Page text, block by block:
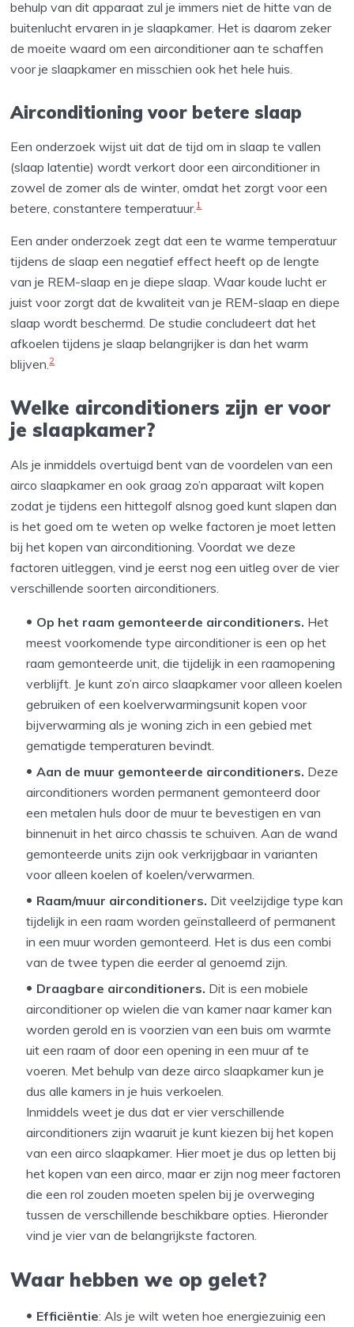
behulp van dit apparaat zul je immers niet de hitte van de
buitenlucht ervaren in je slaapkamer. Het is daarom zeker
de moeite waard om een airconditioner aan te schaffen
voor je slaapkamer en misschien ook het hele huis.
Airconditioning voor betere slaap
Een onderzoek wijst uit dat de tijd om in slaap te vallen
(slaap latentie) wordt verkort door een airconditioner in
zowel de zomer als de winter, omdat het zorgt voor een
betere, constantere temperatuur.1
Een ander onderzoek zegt dat een te warme temperatuur
tijdens de slaap een negatief effect heeft op de lengte
van je REM-slaap en je diepe slaap. Waar koude lucht er
juist voor zorgt dat de kwaliteit van je REM-slaap en diepe
slaap wordt beschermd. De studie concludeert dat het
afkoelen tijdens je slaap belangrijker is dan het warm
blijven.2
Welke airconditioners zijn er voor
je slaapkamer?
Als je inmiddels overtuigd bent van de voordelen van een
airco slaapkamer en ook graag zo’n apparaat wilt kopen
zodat je tijdens een hittegolf alsnog goed kunt slapen dan
is het goed om te weten op welke factoren je moet letten
bij het kopen van airconditioning. Voordat we deze
factoren uitleggen, vind je eerst nog een uitleg over de vier
verschillende soorten airconditioners.
Op het raam gemonteerde airconditioners. Het
meest voorkomende type airconditioner is een op het
raam gemonteerde unit, die tijdelijk in een raamopening
verblijft. Je kunt zo’n airco slaapkamer voor alleen koelen
gebruiken of een koelverwarmingsunit kopen voor
bijverwarming als je woning zich in een gebied met
gematigde temperaturen bevindt.
Aan de muur gemonteerde airconditioners. Deze
airconditioners worden permanent gemonteerd door
een metalen huls door de muur te bevestigen en van
binnenuit in het airco chassis te schuiven. Aan de wand
gemonteerde units zijn ook verkrijgbaar in varianten
voor alleen koelen of koelen/verwarmen.
Raam/muur airconditioners. Dit veelzijdige type kan
tijdelijk in een raam worden geïnstalleerd of permanent
in een muur worden gemonteerd. Het is dus een combi
van de twee typen die eerder al genoemd zijn.
Draagbare airconditioners. Dit is een mobiele
airconditioner op wielen die van kamer naar kamer kan
worden gerold en is voorzien van een buis om warmte
uit een raam of door een opening in een muur af te
voeren. Met behulp van deze airco slaapkamer kun je
dus alle kamers in je huis verkoelen.
Inmiddels weet je dus dat er vier verschillende
airconditioners zijn waaruit je kunt kiezen bij het kopen
van een airco slaapkamer. Hier moet je dus op letten bij
het kopen van een airco, maar er zijn nog meer factoren
die een rol zouden moeten spelen bij je overweging
tussen de verschillende beschikbare opties. Hieronder
vind je vier van de belangrijkste factoren.
Waar hebben we op gelet?
Efficiëntie: Als je wilt weten hoe energiezuinig een